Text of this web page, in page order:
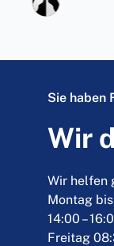
Sie haben
Wir
Wir helfen
Montag
14:00 –
Freitag